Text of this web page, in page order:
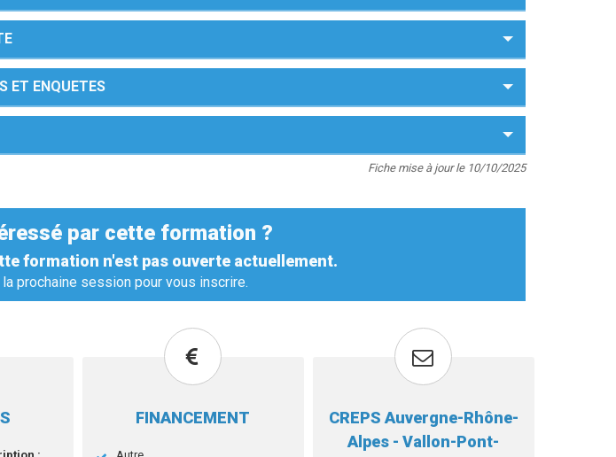
ET ENQUETES
Fiche mise à jour le 10/10/2025
par cette formation ?
formation n'est pas ouverte actuellement.
prochaine session pour vous inscrire.
FINANCEMENT
CREPS Auvergne-Rhône-
Alpes - Vallon-Pont-